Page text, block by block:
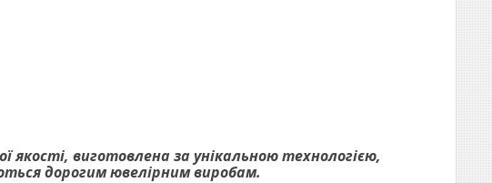
якості, виготовлена за унікальною технологією,
дорогим ювелірним виробам.